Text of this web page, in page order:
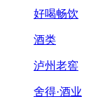
好喝畅饮
酒类
泸州老窖
舍得·酒业